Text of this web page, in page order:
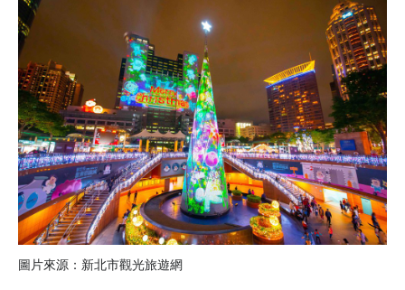
圖片來源：新北市觀光旅遊網